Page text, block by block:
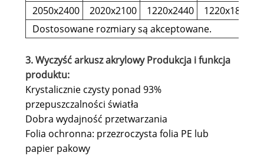
2050x2400
2020x2100 1220x2440 1220x1830
Dostosowane rozmiary są akceptowane.
3. Wyczyść arkusz akrylowy Produkcja i funkcja
produktu:
Krystalicznie czysty ponad 93%
przepuszczalności światła
Dobra wydajność przetwarzania
Folia ochronna: przezroczysta folia PE lub
papier pakowy